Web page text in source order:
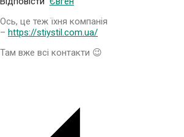
Ось, це теж їхня компанія
– https://stiystil.com.ua/
Там вже всі контакти 😉